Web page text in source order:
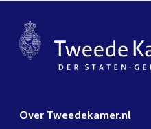
Over Tweedekamer.nl